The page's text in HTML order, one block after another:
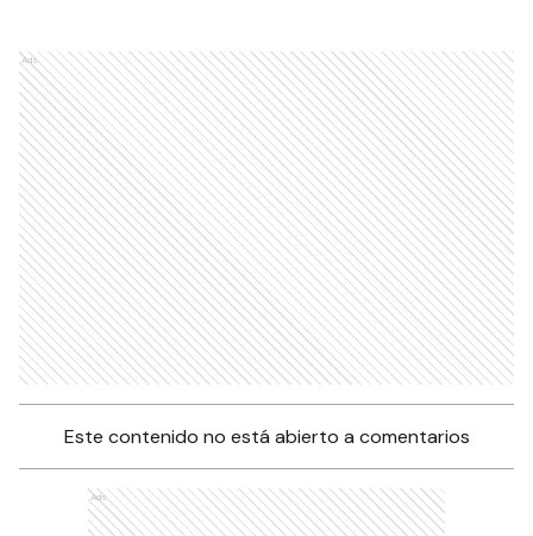
Ads
Este contenido no está abierto a comentarios
Ads